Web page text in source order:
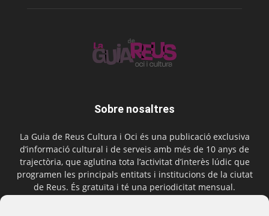
Sobre nosaltres
La Guia de Reus Cultura i Oci és una publicació exclusiva
d’informació cultural i de serveis amb més de 10 anys de
trajectòria, que aglutina tota l’activitat d’interès lúdic que
programen les principals entitats i institucions de la ciutat
de Reus. És gratuïta i té una periodicitat mensual.